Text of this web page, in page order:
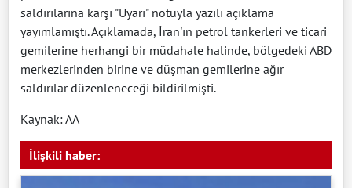
saldırılarına karşı "Uyarı" notuyla yazılı açıklama
yayımlamıştı. Açıklamada, İran'ın petrol tankerleri ve ticari
gemilerine herhangi bir müdahale halinde, bölgedeki ABD
merkezlerinden birine ve düşman gemilerine ağır
saldırılar düzenleneceği bildirilmişti.
Kaynak: AA
İlişkili haber: